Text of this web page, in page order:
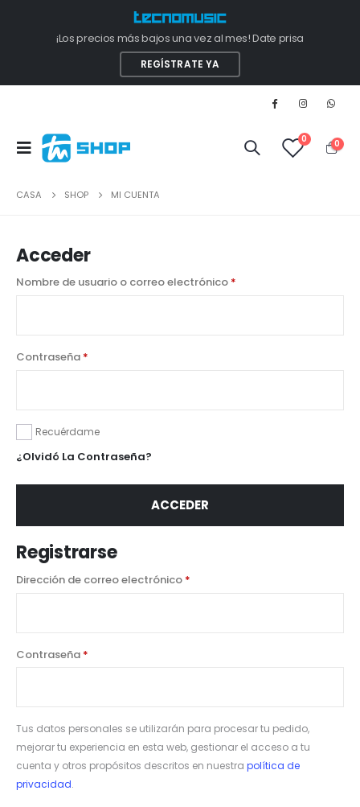
¡Los precios más bajos una vez al mes! Date prisa
REGÍSTRATE YA
0 0
CASA SHOP MI CUENTA
Acceder
Nombre de usuario o correo electrónico *
Contraseña *
Recuérdame
¿Olvidó La Contraseña?
ACCEDER
Registrarse
Dirección de correo electrónico *
Contraseña *
Tus datos personales se utilizarán para procesar tu pedido,
mejorar tu experiencia en esta web, gestionar el acceso a tu
cuenta y otros propósitos descritos en nuestra política de
privacidad.